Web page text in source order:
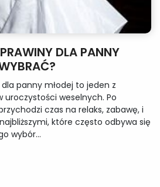
DLA PANNY
panny młodej to jeden z
weselnych. Po
czas na relaks, zabawę, i
które często odbywa się
wybór...